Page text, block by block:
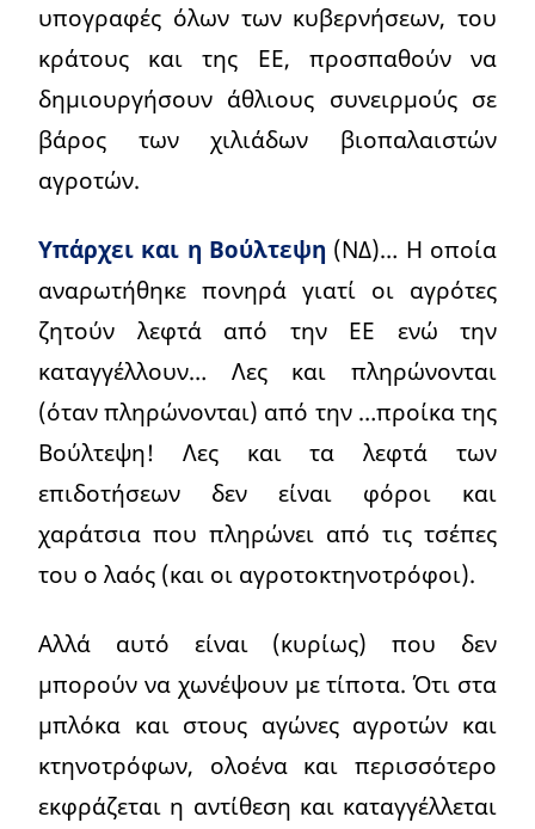
υπογραφές όλων των κυβερνήσεων, του
κράτους και της ΕΕ, προσπαθούν να
δημιουργήσουν άθλιους συνειρμούς σε
βάρος των χιλιάδων βιοπαλαιστών
αγροτών.
Υπάρχει και η Βούλτεψη (ΝΔ)… Η οποία
αναρωτήθηκε πονηρά γιατί οι αγρότες
ζητούν λεφτά από την ΕΕ ενώ την
καταγγέλλουν… Λες και πληρώνονται
(όταν πληρώνονται) από την …προίκα της
Βούλτεψη! Λες και τα λεφτά των
επιδοτήσεων δεν είναι φόροι και
χαράτσια που πληρώνει από τις τσέπες
του ο λαός (και οι αγροτοκτηνοτρόφοι).
Αλλά αυτό είναι (κυρίως) που δεν
μπορούν να χωνέψουν με τίποτα. Ότι στα
μπλόκα και στους αγώνες αγροτών και
κτηνοτρόφων, ολοένα και περισσότερο
εκφράζεται η αντίθεση και καταγγέλλεται